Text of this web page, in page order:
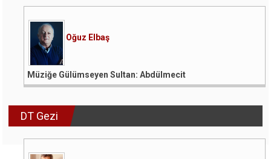
Oğuz Elbaş
Müziğe Gülümseyen Sultan: Abdülmecit
DT Gezi